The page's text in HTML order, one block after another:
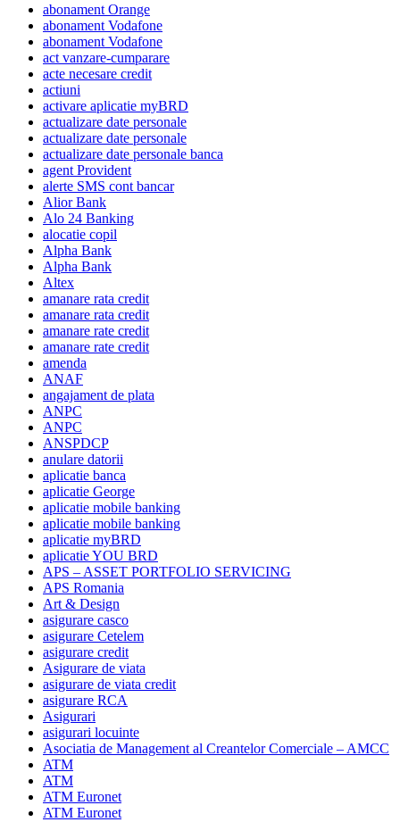
abonament Orange
abonament Vodafone
abonament Vodafone
act vanzare-cumparare
acte necesare credit
actiuni
activare aplicatie myBRD
actualizare date personale
actualizare date personale
actualizare date personale banca
agent Provident
alerte SMS cont bancar
Alior Bank
Alo 24 Banking
alocatie copil
Alpha Bank
Alpha Bank
Altex
amanare rata credit
amanare rata credit
amanare rate credit
amanare rate credit
amenda
ANAF
angajament de plata
ANPC
ANPC
ANSPDCP
anulare datorii
aplicatie banca
aplicatie George
aplicatie mobile banking
aplicatie mobile banking
aplicatie myBRD
aplicatie YOU BRD
APS – ASSET PORTFOLIO SERVICING
APS Romania
Art & Design
asigurare casco
asigurare Cetelem
asigurare credit
Asigurare de viata
asigurare de viata credit
asigurare RCA
Asigurari
asigurari locuinte
Asociatia de Management al Creantelor Comerciale – AMCC
ATM
ATM
ATM Euronet
ATM Euronet